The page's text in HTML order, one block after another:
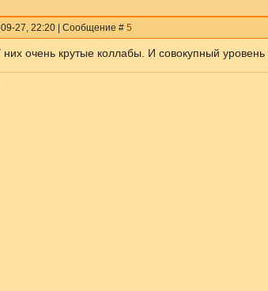
27, 22:20 | Сообщение # 5
них очень крутые коллабы. И совокупный